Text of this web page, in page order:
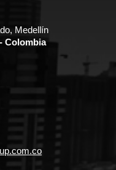
Medellín
Colombia